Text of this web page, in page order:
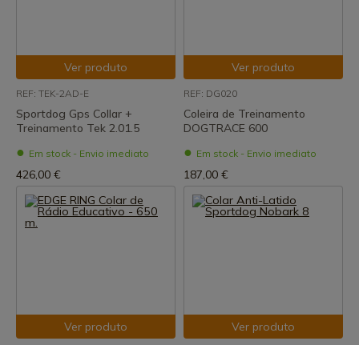
Ver produto
REF: TEK-2AD-E
Sportdog Gps Collar +
Treinamento Tek 2.01.5
Em stock - Envio imediato
426,00 €
Ver produto
REF: DG020
Coleira de Treinamento
DOGTRACE 600
Em stock - Envio imediato
187,00 €
Ver produto
Ver produto